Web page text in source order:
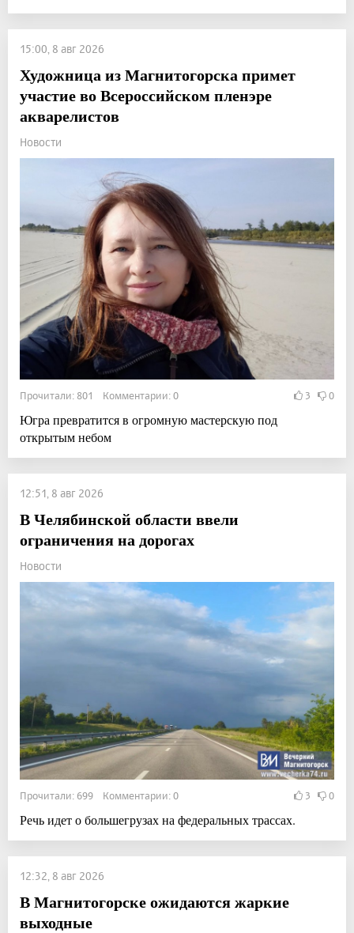
15:00, 8 авг 2026
Художница из Магнитогорска примет
участие во Всероссийском пленэре
акварелистов
Новости
Прочитали: 801 Комментарии: 0 3 0
Югра превратится в огромную мастерскую под
открытым небом
12:51, 8 авг 2026
В Челябинской области ввели
ограничения на дорогах
Новости
Прочитали: 699 Комментарии: 0 3 0
Речь идет о большегрузах на федеральных трассах.
12:32, 8 авг 2026
В Магнитогорске ожидаются жаркие
выходные